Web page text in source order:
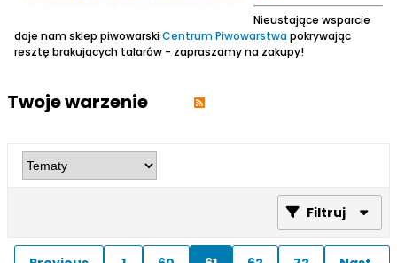
Nieustające wsparcie
daje nam sklep piwowarskiCentrum Piwowarstwapokrywając
resztę brakujących talarów - zapraszamy na zakupy!
Twoje warzenie
Filtruj